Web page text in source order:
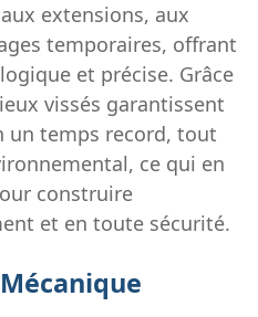
extensions, aux
temporaires, offrant
et précise. Grâce
vissés garantissent
un temps record, tout
ce qui en
construire
et en toute sécurité.